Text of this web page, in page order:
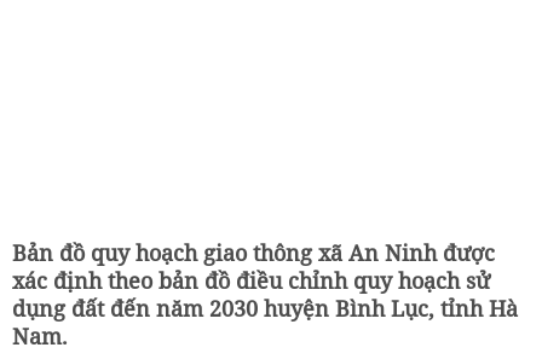
Bản đồ quy hoạch giao thông xã An Ninh được
xác định theo bản đồ điều chỉnh quy hoạch sử
dụng đất đến năm 2030 huyện Bình Lục, tỉnh Hà
Nam.